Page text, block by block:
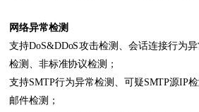
网络异常检测
支持DoS&DDoS攻击检测、会话连接行为
检测、非标准协议检测；
支持SMTP行为异常检测、可疑SMTP源IP
邮件检测；